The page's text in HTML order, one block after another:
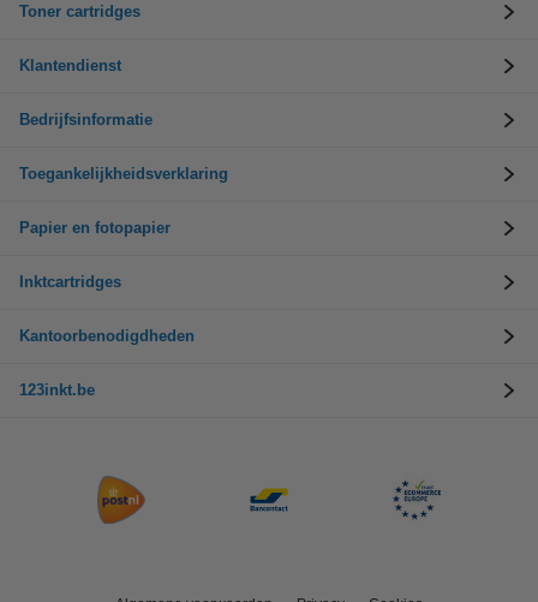
Toner cartridges
Klantendienst
Bedrijfsinformatie
Toegankelijkheidsverklaring
Papier en fotopapier
Inktcartridges
Kantoorbenodigdheden
123inkt.be